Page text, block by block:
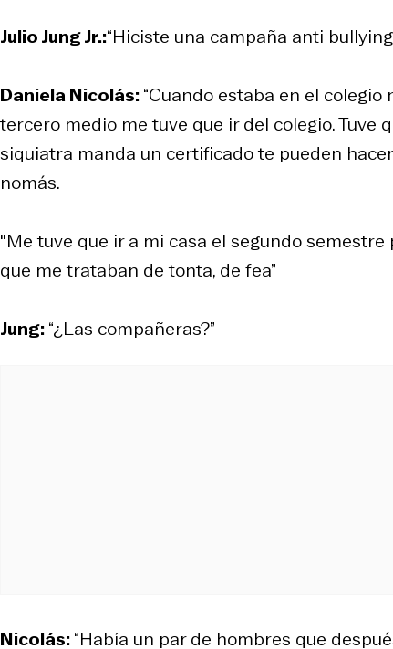
Julio Jung Jr.:“Hiciste una campaña anti
Daniela Nicolás:“Cuando estaba en el
tercero medio me tuve que ir del colegio.
siquiatra manda un certificado te pueden
nomás.
"Me tuve que ir a mi casa el segundo
que me trataban de tonta, de fea”
Jung:“¿Las compañeras?”
Nicolás:“Había un par de hombres que